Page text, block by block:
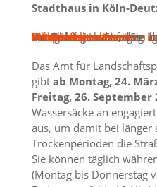
Stadthaus in Köln-
Sie sehen gerade einen
YouTube
. Um auf den eigentlichen Inhalt zuzugreifen, klicken Sie auf die Schaltfläche unten. Bitte beachten Sie, dass
Mehr Informationen
Inhalt entsperren
Erforderlichen Service akzeptieren und Inhalte entsperren
Das Amt für
gibt ab Montag, 24.
Freitag, 26. September
Wassersäcke an
aus, um damit bei länger
Trockenperioden die
Sie können täglich
(Montag bis Donnerstag